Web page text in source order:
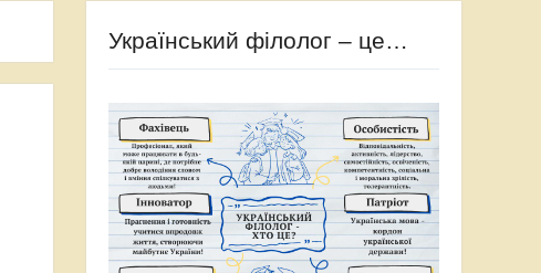
Український філолог – це…